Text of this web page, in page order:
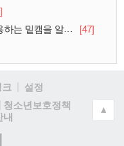
밑캠을 알아보자
[47]
크
설정
청소년보호정책
▲